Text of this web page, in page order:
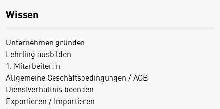
Wissen
Unternehmen gründen
Lehrling ausbilden
1. Mitarbeiter:in
Allgemeine Geschäftsbedingungen / AGB
Dienstverhältnis beenden
Exportieren / Importieren